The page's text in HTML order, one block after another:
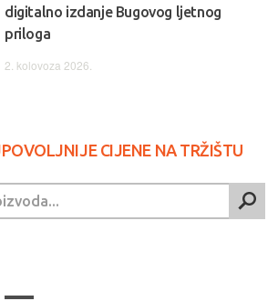
digitalno izdanje Bugovog ljetnog
priloga
2. kolovoza 2026.
CIJENE NA TRŽIŠTU